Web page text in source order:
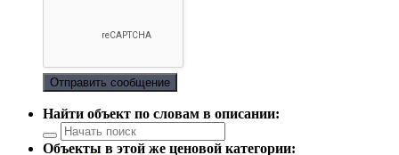
Отправить сообщение
Найти объект по словам в описании:
Объекты в этой же ценовой категории: